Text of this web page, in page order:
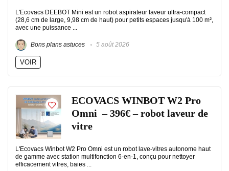
L'Ecovacs DEEBOT Mini est un robot aspirateur laveur ultra-compact
(28,6 cm de large, 9,98 cm de haut) pour petits espaces jusqu'à 100 m²,
avec une puissance ...
Bons plans astuces 5 août 2026
VOIR
ECOVACS WINBOT W2 Pro
Omni – 396€ – robot laveur de
vitre
L'Ecovacs Winbot W2 Pro Omni est un robot lave-vitres autonome haut
de gamme avec station multifonction 6-en-1, conçu pour nettoyer
efficacement vitres, baies ...